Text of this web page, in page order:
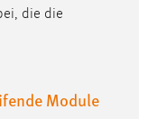
die die
Module